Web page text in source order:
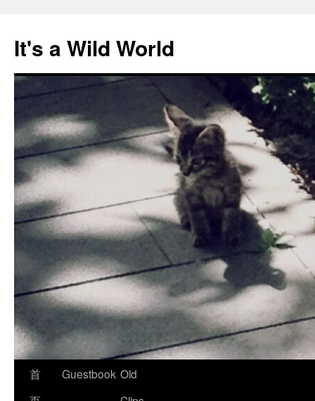
正
文
It's a Wild World
首
Guestbook Old